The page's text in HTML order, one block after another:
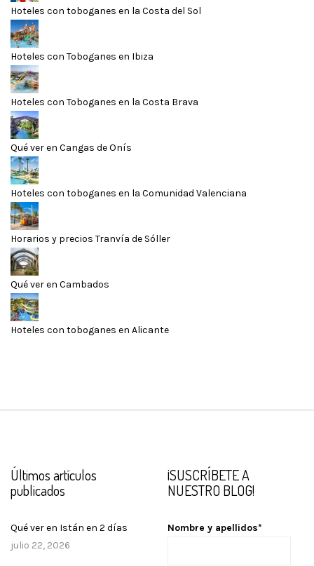
Hoteles con toboganes en la Costa del Sol
Hoteles con Toboganes en Ibiza
Hoteles con Toboganes en la Costa Brava
Qué ver en Cangas de Onís
Hoteles con toboganes en la Comunidad Valenciana
Horarios y precios Tranvía de Sóller
Qué ver en Cambados
Hoteles con toboganes en Alicante
Últimos artículos
publicados
Qué ver en Istán en 2 días
julio 22, 2026
¡SUSCRÍBETE A
NUESTRO BLOG!
Nombre y apellidos*